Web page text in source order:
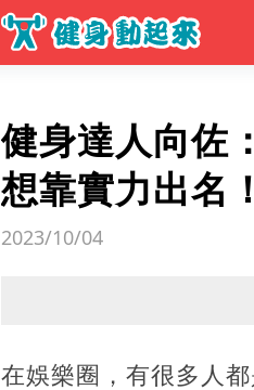
健身達人向佐
想靠實力出名！
2023/10/04
在娛樂圈，有很多人